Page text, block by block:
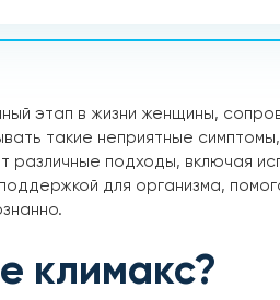
этап в жизни женщины,
такие неприятные
подходы, включая
для организма,
климакс?